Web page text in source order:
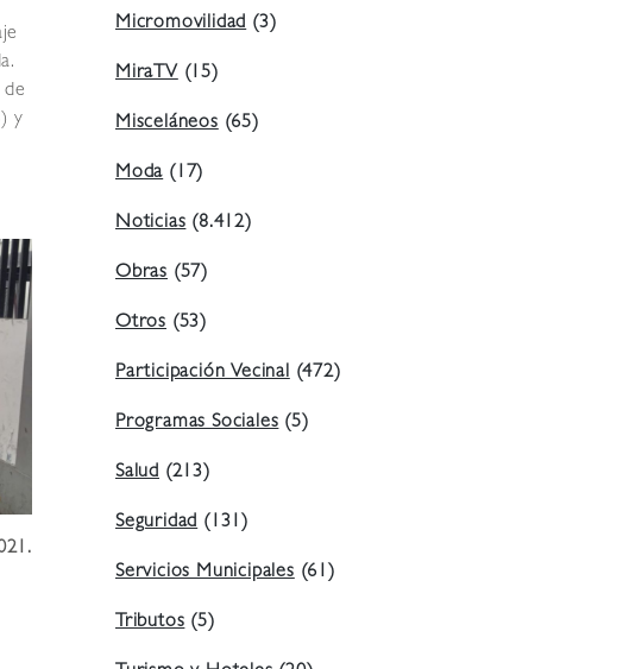
y
Micromovilidad(3)
MiraTV(15)
Misceláneos(65)
Moda(17)
Noticias(8.412)
Obras (57)
Otros (53)
Participación Vecinal(472)
Programas Sociales(5)
Salud (213)
Seguridad(131)
Servicios Municipales(61)
Tributos(5)